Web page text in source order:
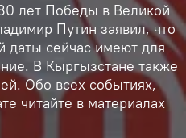
лет Победы в Великой
Путин заявил, что
даты сейчас имеют для
В Кыргызстане также
Обо всех событиях,
читайте в материалах